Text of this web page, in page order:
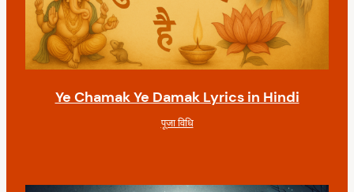
Ye Chamak Ye Damak Lyrics in Hindi
पूजा विधि